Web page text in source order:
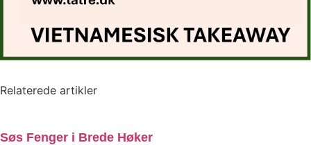
Relaterede artikler
Søs Fenger i Brede Høker